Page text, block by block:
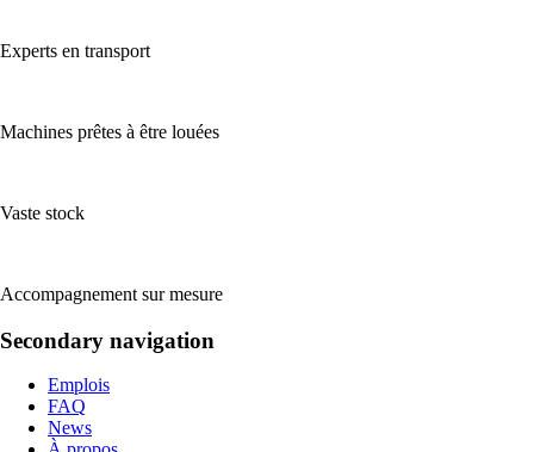
Experts en transport
Machines prêtes à être louées
Vaste stock
Accompagnement sur mesure
Secondary navigation
Emplois
FAQ
News